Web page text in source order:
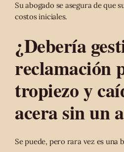
Su abogado se asegura de que
costos iniciales.
¿Debería
reclamación
tropiezo y
acera sin un
Se puede, pero rara vez es una